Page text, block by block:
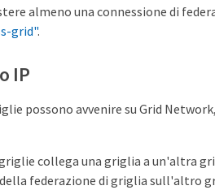
almeno una connessione di
grid".
IP
possono avvenire su Grid
collega una griglia a un'altra
federazione di griglia sull'altro